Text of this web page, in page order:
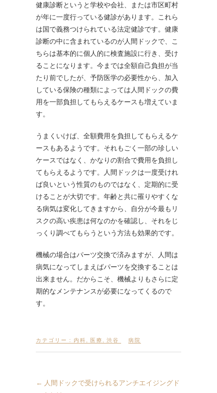
健康診断というと学校や会社、または市区町村
が年に一度行っている健診があります。これら
は国で義務つけられている法定健診です。健康
診断の中に含まれているのが人間ドックで、こ
ちらは基本的に個人的に検査施設に行き、受け
ることになります。今までは全額自己負担が当
たり前でしたが、予防医学の必要性から、加入
している保険の種類によっては人間ドックの費
用を一部負担してもらえるケースも増えていま
す。
うまくいけば、全額費用を負担してもらえるケ
ースもあるようです。それもごく一部の珍しい
ケースではなく、かなりの割合で費用を負担し
てもらえるようです。人間ドックは一度受けれ
ば良いという性質のものではなく、定期的に受
けることが大切です。年齢と共に罹りやすくな
る病気は変化してきますから、自分が今最もリ
スクの高い疾患は何なのかを確認し、それをじ
っくり調べてもらうという方法も効果的です。
機械の場合はパーツ交換で済みますが、人間は
病気になってしまえばパーツを交換することは
出来ません。だからこそ、機械よりもさらに定
期的なメンテナンスが必要になってくるので
す。
カテゴリー : 内科 医療 渋谷 病院
← 人間ドックで受けられるアンチエイジングド